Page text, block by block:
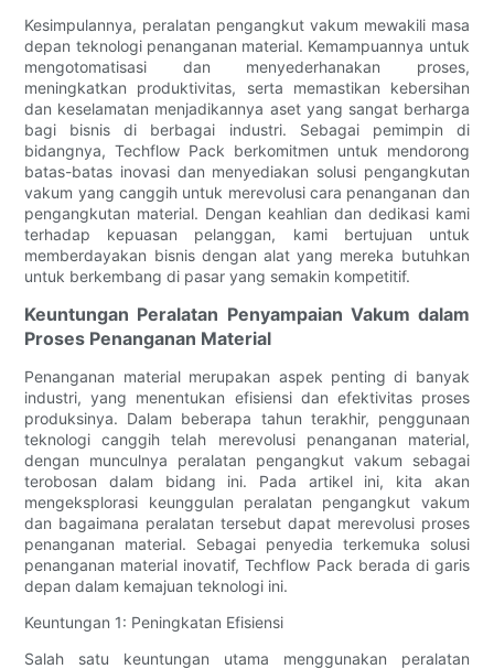
Kesimpulannya, peralatan pengangkut vakum mewakili masa
depan teknologi penanganan material. Kemampuannya untuk
mengotomatisasi dan menyederhanakan proses,
meningkatkan produktivitas, serta memastikan kebersihan
dan keselamatan menjadikannya aset yang sangat berharga
bagi bisnis di berbagai industri. Sebagai pemimpin di
bidangnya, Techflow Pack berkomitmen untuk mendorong
batas-batas inovasi dan menyediakan solusi pengangkutan
vakum yang canggih untuk merevolusi cara penanganan dan
pengangkutan material. Dengan keahlian dan dedikasi kami
terhadap kepuasan pelanggan, kami bertujuan untuk
memberdayakan bisnis dengan alat yang mereka butuhkan
untuk berkembang di pasar yang semakin kompetitif.
Keuntungan Peralatan Penyampaian Vakum dalam
Proses Penanganan Material
Penanganan material merupakan aspek penting di banyak
industri, yang menentukan efisiensi dan efektivitas proses
produksinya. Dalam beberapa tahun terakhir, penggunaan
teknologi canggih telah merevolusi penanganan material,
dengan munculnya peralatan pengangkut vakum sebagai
terobosan dalam bidang ini. Pada artikel ini, kita akan
mengeksplorasi keunggulan peralatan pengangkut vakum
dan bagaimana peralatan tersebut dapat merevolusi proses
penanganan material. Sebagai penyedia terkemuka solusi
penanganan material inovatif, Techflow Pack berada di garis
depan dalam kemajuan teknologi ini.
Keuntungan 1: Peningkatan Efisiensi
Salah satu keuntungan utama menggunakan peralatan